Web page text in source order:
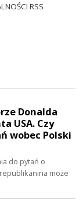
RSS
Donalda
USA. Czy
wobec Polski
do pytań o
może